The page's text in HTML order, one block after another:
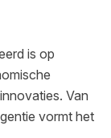
is op
Van
vormt het